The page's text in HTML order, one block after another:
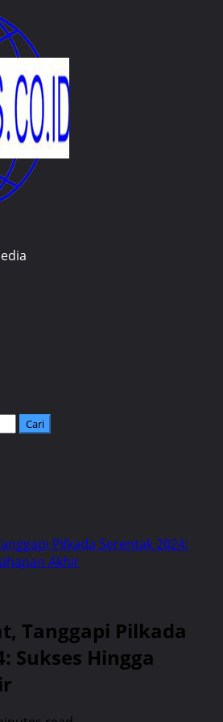
Pilkada Serentak 2024:
Akhir
Tanggapi Pilkada
Sukses Hingga